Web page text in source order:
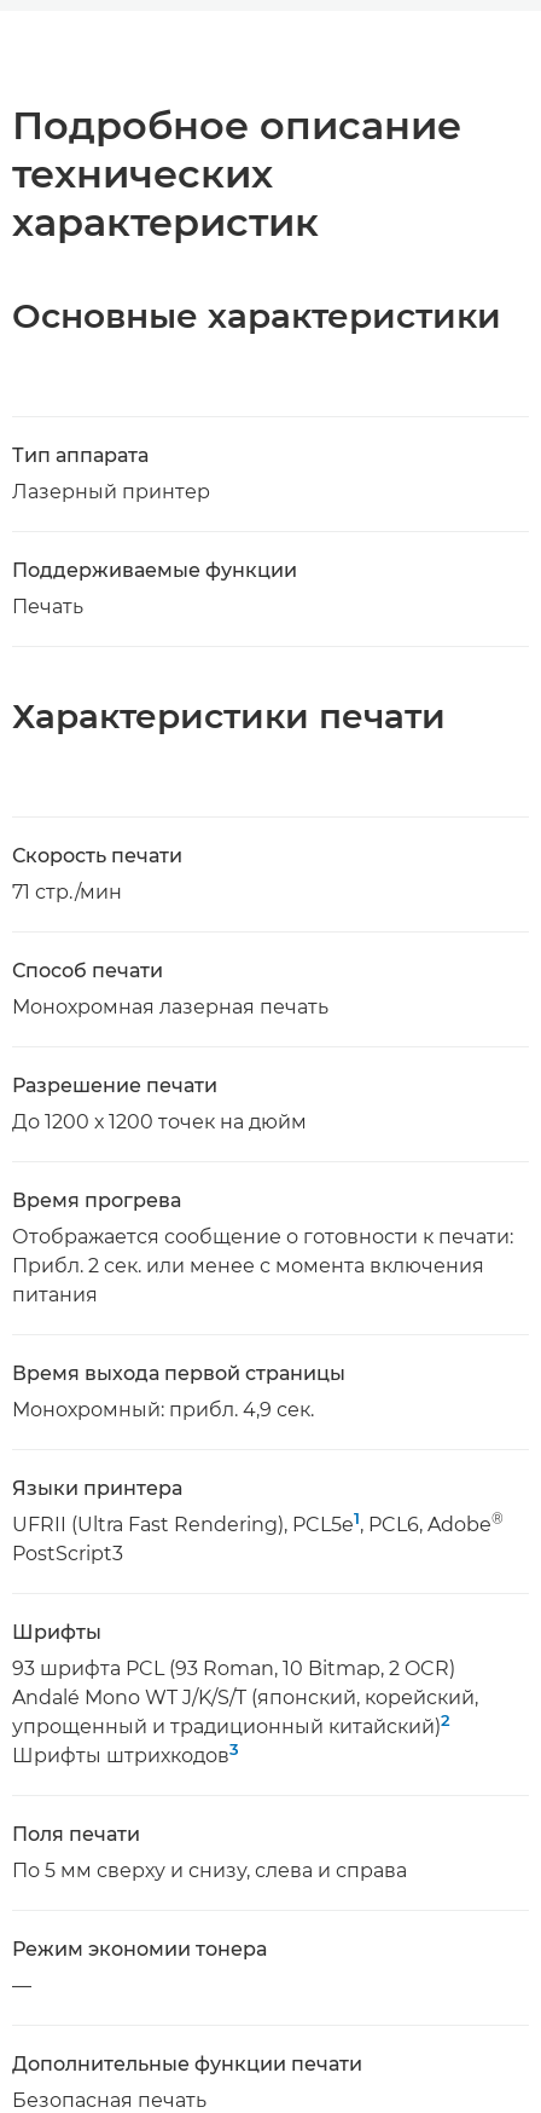
Подробное описание
технических
характеристик
Основные характеристики
Тип аппарата
Лазерный принтер
Поддерживаемые функции
Печать
Характеристики печати
Скорость печати
71 стр./мин
Способ печати
Монохромная лазерная печать
Разрешение печати
До 1200 х 1200 точек на дюйм
Время прогрева
Отображается сообщение о готовности к печати:
Прибл. 2 сек. или менее с момента включения
питания
Время выхода первой страницы
Монохромный: прибл. 4,9 сек.
Языки принтера
UFRII (Ultra Fast Rendering), PCL5e1, PCL6, Adobe®
PostScript3
Шрифты
93 шрифта PCL (93 Roman, 10 Bitmap, 2 OCR)
Andalé Mono WT J/K/S/T (японский, корейский,
упрощенный и традиционный китайский)2
Шрифты штрихкодов3
Поля печати
По 5 мм сверху и снизу, слева и справа
Режим экономии тонера
—
Дополнительные функции печати
Безопасная печать